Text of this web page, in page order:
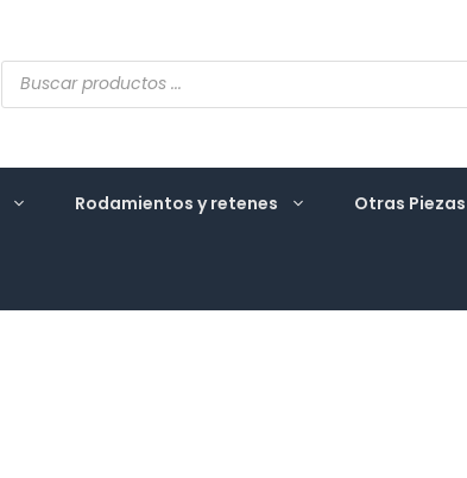
Búsqueda
de
productos
Rodamientos y retenes Otras Piezas